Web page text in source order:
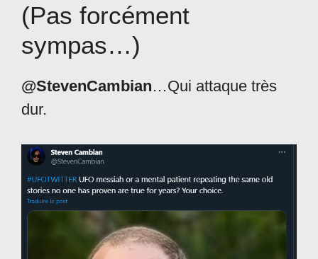
(Pas forcément
sympas…)
@StevenCambian…Qui attaque très
dur.